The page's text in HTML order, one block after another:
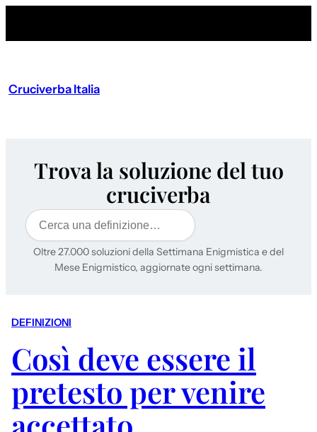
Cruciverba Italia
Trova la soluzione del tuo
cruciverba
Cerca
Oltre 27.000 soluzioni della Settimana Enigmistica e del
Mese Enigmistico, aggiornate ogni settimana.
DEFINIZIONI
Così deve essere il
pretesto per venire